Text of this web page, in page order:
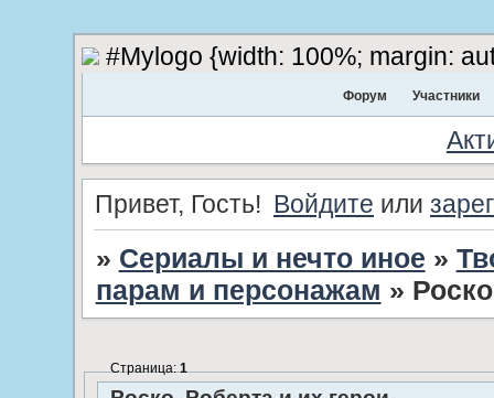
#Mylogo {width: 100%; margin:
Форум Участники
Привет, Гость! Войдите или
» Сериалы и нечто иное »
парам и персонажам »
Страница:1